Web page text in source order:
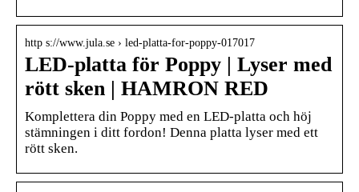
http s://www.jula.se › led-platta-for-poppy-017017
LED-platta för Poppy | Lyser med
rött sken | HAMRON RED
Komplettera din Poppy med en LED-platta och höj
stämningen i ditt fordon! Denna platta lyser med ett
rött sken.